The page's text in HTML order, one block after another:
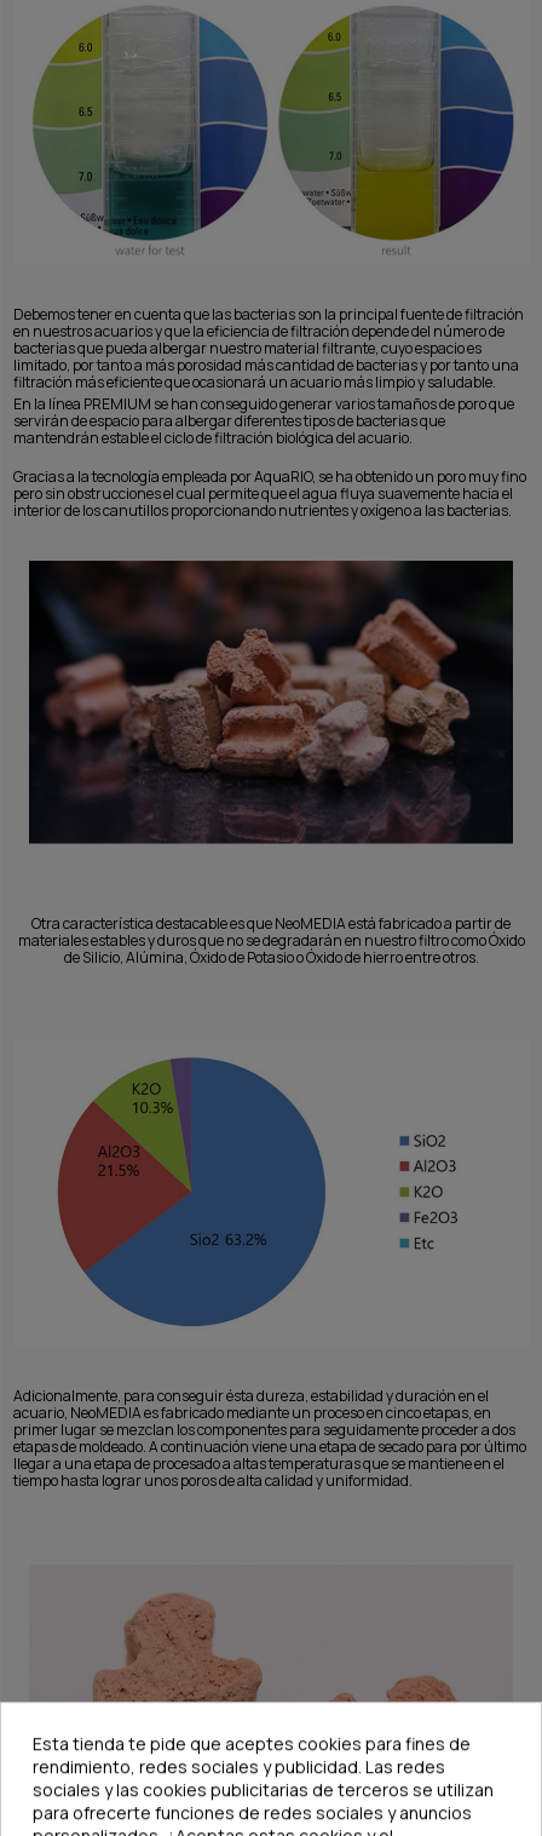
Debemos tener en cuenta que las bacterias son la principal fuente de filtración
en nuestros acuarios y que la eficiencia de filtración depende del número de
bacterias que pueda albergar nuestro material filtrante, cuyo espacio es
limitado, por tanto a más porosidad más cantidad de bacterias y por tanto una
filtración más eficiente que ocasionará un acuario más limpio y saludable.
En la línea PREMIUM se han conseguido generar varios tamaños de poro que
servirán de espacio para albergar diferentes tipos de bacterias que
mantendrán estable el ciclo de filtración biológica del acuario.
Gracias a la tecnología empleada por AquaRIO, se ha obtenido un poro muy fino
pero sin obstrucciones el cual permite que el agua fluya suavemente hacia el
interior de los canutillos proporcionando nutrientes y oxígeno a las bacterias.
Otra característica destacable es que NeoMEDIA está fabricado a partir de
materiales estables y duros que no se degradarán en nuestro filtro como Óxido
de Silicio, Alúmina, Óxido de Potasio o Óxido de hierro entre otros.
Adicionalmente, para conseguir ésta dureza, estabilidad y duración en el
acuario, NeoMEDIA es fabricado mediante un proceso en cinco etapas, en
primer lugar se mezclan los componentes para seguidamente proceder a dos
etapas de moldeado. A continuación viene una etapa de secado para por último
llegar a una etapa de procesado a altas temperaturas que se mantiene en el
tiempo hasta lograr unos poros de alta calidad y uniformidad.
Esta tienda te pide que aceptes cookies para fines de
rendimiento, redes sociales y publicidad. Las redes
sociales y las cookies publicitarias de terceros se utilizan
para ofrecerte funciones de redes sociales y anuncios